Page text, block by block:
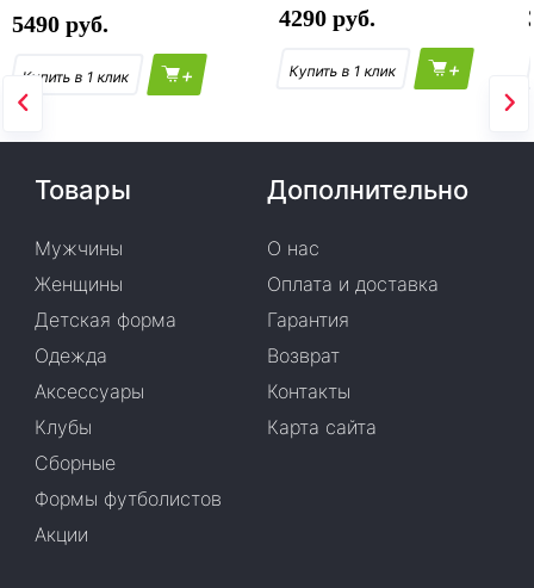
5490
+
4290
+
Товары
Мужчины
Женщины
Детская форма
Одежда
Аксессуары
Клубы
Сборные
Формы футболистов
Акции
Дополнительно
О нас
Оплата и доставка
Гарантия
Возврат
Контакты
Карта сайта